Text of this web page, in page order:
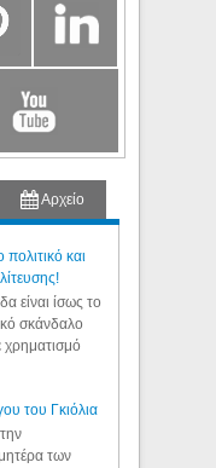
Αρχείο
και
είναι ίσως το
σκάνδαλο
χρηματισμό
του Γκιόλια
των